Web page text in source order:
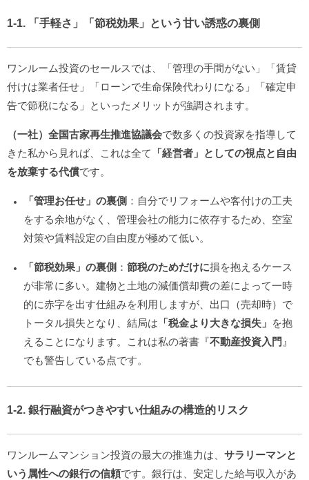
1-1. 「手軽さ」「節税効果」という甘い誘惑の裏側
ワンルーム投資のセールスでは、「管理の手間がない」「賃貸
付けは業者任せ」「ローンで生命保険代わりになる」「確定申
告で節税になる」といったメリットが強調されます。
（一社）全国古家再生推進協議会で数多くの投資家を指導して
きた私から見れば、これは全て
「経営者」としての視点と自由
を放棄する代償です。
「管理お任せ」の裏側 ：自分でリフォームや客付けの工夫
をする余地がなく、管理会社の能力に依存するため、空室
対策や賃料設定の自由度が極めて低い。
「節税効果」の裏側 ： 節税のためだけに損を抱えるケース
が非常に多い。建物と土地の減価償却費の差によって一時
的に赤字を出す仕組みを利用しますが、出口（売却時）で
トータル損失となり、結局は 「税金より大きな損失」 を抱
えることになります。これは私の著書『不動産投資入門 』
でも警告している点です。
1-2. 銀行融資がつきやすい仕組みの構造的リスク
ワンルームマンション投資の最大の推進力は、 サラリーマンと
いう属性への銀行の信頼です。銀行は、安定した給与収入があ